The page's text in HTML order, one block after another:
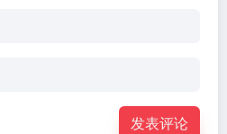
发表评论